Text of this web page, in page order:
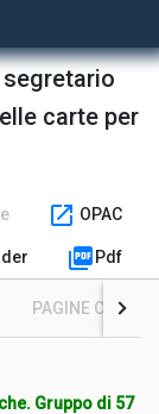
carte per
open_in_new OPAC
picture_as_pdf Pdf
PAGINE CON
Gruppo di 57